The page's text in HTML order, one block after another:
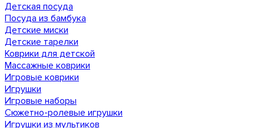
Детская посуда
Посуда из бамбука
Детские миски
Детские тарелки
Коврики для детской
Массажные коврики
Игровые коврики
Игрушки
Игровые наборы
Сюжетно-ролевые игрушки
Игрушки из мультиков